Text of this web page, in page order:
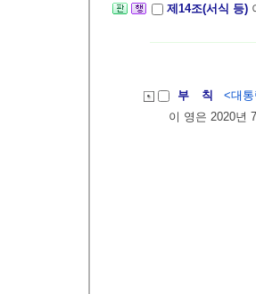
제14조(서식 등)
부 칙
<대
이 영은 2020년